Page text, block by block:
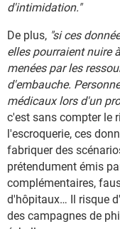
d'intimidation."
De plus, "si ces
elles pourraient nuire
menées par les
d'embauche.
médicaux lors d'un
c'est sans compter le
l'escroquerie, ces
fabriquer des
prétendument émis
complémentaires,
d'hôpitaux… Il risque
des campagnes de